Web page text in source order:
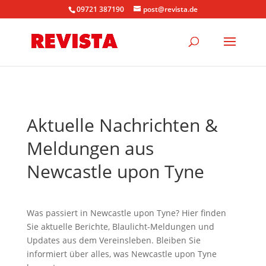
09721 387190 post@revista.de
Aktuelle Nachrichten &
Meldungen aus
Newcastle upon Tyne
Was passiert in Newcastle upon Tyne? Hier finden
Sie aktuelle Berichte, Blaulicht-Meldungen und
Updates aus dem Vereinsleben. Bleiben Sie
informiert über alles, was Newcastle upon Tyne